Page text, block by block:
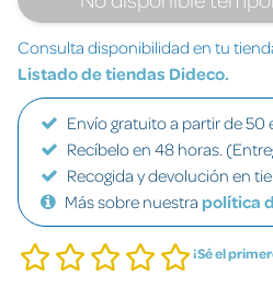
Consulta disponibilidad en tu
Listado de tiendas Dideco.
Envío gratuito a partir de 50
Recíbelo en 48 horas.
Recogida y devolución en
Más sobre nuestra política
¡Sé el